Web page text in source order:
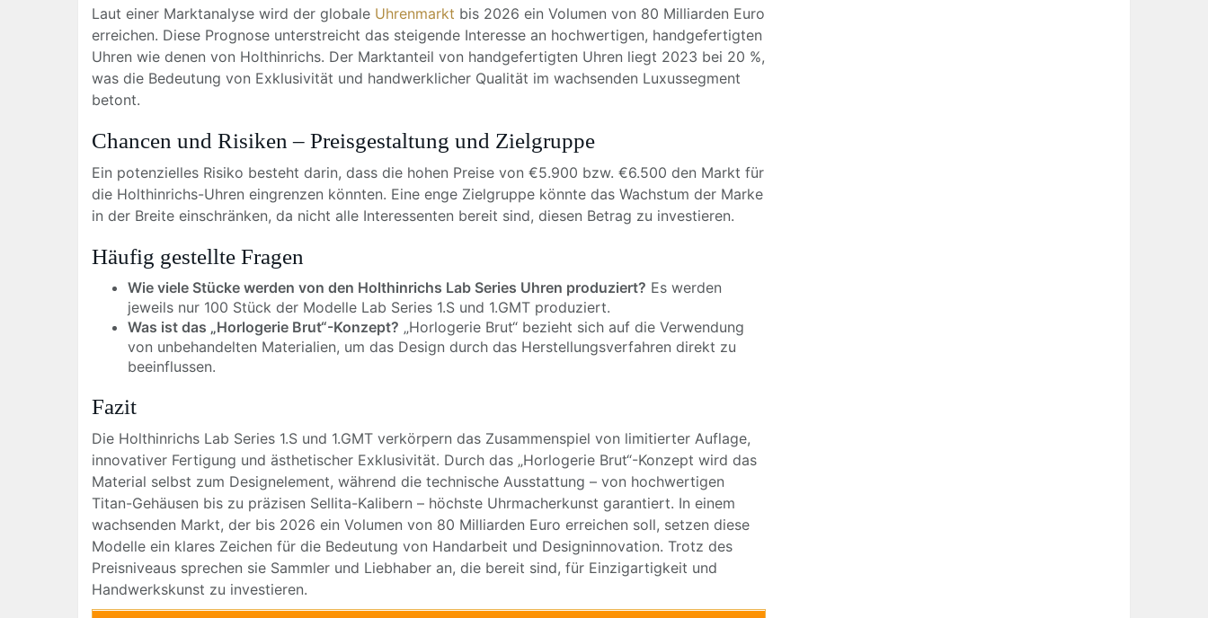
Laut einer Marktanalyse wird der globale Uhrenmarkt bis 2026 ein Volumen von 80 Milliarden Euro
erreichen. Diese Prognose unterstreicht das steigende Interesse an hochwertigen, handgefertigten
Uhren wie denen von Holthinrichs. Der Marktanteil von handgefertigten Uhren liegt 2023 bei 20 %,
was die Bedeutung von Exklusivität und handwerklicher Qualität im wachsenden Luxussegment
betont.
Chancen und Risiken – Preisgestaltung und Zielgruppe
Ein potenzielles Risiko besteht darin, dass die hohen Preise von €5.900 bzw. €6.500 den Markt für
die Holthinrichs-Uhren eingrenzen könnten. Eine enge Zielgruppe könnte das Wachstum der Marke
in der Breite einschränken, da nicht alle Interessenten bereit sind, diesen Betrag zu investieren.
Häufig gestellte Fragen
Wie viele Stücke werden von den Holthinrichs Lab Series Uhren produziert? Es werden
jeweils nur 100 Stück der Modelle Lab Series 1.S und 1.GMT produziert.
Was ist das „Horlogerie Brut“-Konzept? „Horlogerie Brut“ bezieht sich auf die Verwendung
von unbehandelten Materialien, um das Design durch das Herstellungsverfahren direkt zu
beeinflussen.
Fazit
Die Holthinrichs Lab Series 1.S und 1.GMT verkörpern das Zusammenspiel von limitierter Auflage,
innovativer Fertigung und ästhetischer Exklusivität. Durch das „Horlogerie Brut“-Konzept wird das
Material selbst zum Designelement, während die technische Ausstattung – von hochwertigen
Titan-Gehäusen bis zu präzisen Sellita-Kalibern – höchste Uhrmacherkunst garantiert. In einem
wachsenden Markt, der bis 2026 ein Volumen von 80 Milliarden Euro erreichen soll, setzen diese
Modelle ein klares Zeichen für die Bedeutung von Handarbeit und Designinnovation. Trotz des
Preisniveaus sprechen sie Sammler und Liebhaber an, die bereit sind, für Einzigartigkeit und
Handwerkskunst zu investieren.